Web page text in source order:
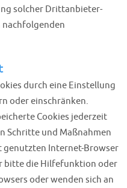
solcher Drittanbieter-
nachfolgenden
durch eine Einstellung
oder einschränken.
Cookies jederzeit
Schritte und Maßnahmen
genutzten Internet-Browser
bitte die Hilfefunktion oder
oder wenden sich an